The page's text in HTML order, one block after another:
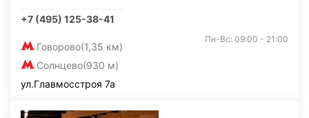
+7 (495) 125-38-41
Говорово(1,35 км)
Солнцево(930 м)
Пн-Вс: 09:00 - 21:00
ул.Главмосстроя 7а